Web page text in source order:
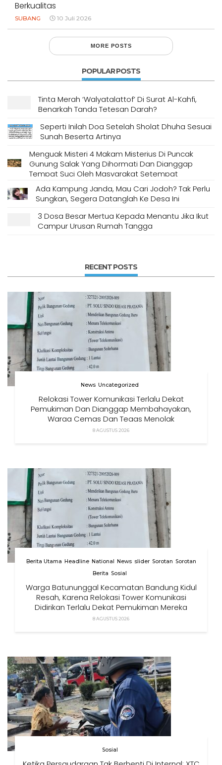
Berkualitas
SUBANG 10 Juli 2026
MORE POSTS
POPULAR POSTS
Tinta Merah ‘Walyatalattof’ Di Surat Al-Kahfi,
Benarkah Tanda Tetesan Darah?
Seperti Inilah Doa Setelah Sholat Dhuha Sesuai
Sunah Beserta Artinya
Menguak Misteri 4 Makam Misterius Di Puncak
Gunung Salak Yang Dihormati Dan Dianggap
Tempat Suci Oleh Masyarakat Setempat
Ada Kampung Janda, Mau Cari Jodoh? Tak Perlu
Sungkan, Segera Datanglah Ke Desa Ini
3 Dosa Besar Mertua Kepada Menantu Jika Ikut
Campur Urusan Rumah Tangga
RECENT POSTS
News Uncategorized
Relokasi Tower Komunikasi Terlalu Dekat
Pemukiman Dan Dianggap Membahayakan,
Warga Cemas Dan Tegas Menolak
8 AGUSTUS 2026
Berita Utama Headline National News slider Sorotan Sorotan
Berita Sosial
Warga Batununggal Kecamatan Bandung Kidul
Resah, Karena Relokasi Tower Komunikasi
Didirikan Terlalu Dekat Pemukiman Mereka
8 AGUSTUS 2026
Sosial